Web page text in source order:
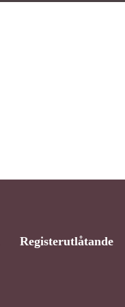
Registerutlåtande